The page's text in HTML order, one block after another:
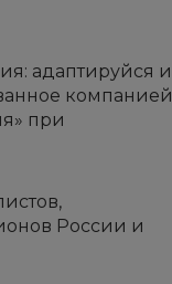
адаптируйся и
компанией
при
России и